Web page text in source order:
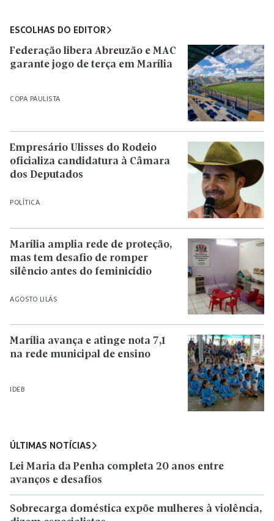
ESCOLHAS DO EDITOR
COPA PAULISTA
Federação libera Abreuzão e MAC
garante jogo de terça em Marília
POLÍTICA
Empresário Ulisses do Rodeio
oficializa candidatura à Câmara
dos Deputados
AGOSTO LILÁS
Marília amplia rede de proteção,
mas tem desafio de romper
silêncio antes do feminicídio
IDEB
Marília avança e atinge nota 7,1
na rede municipal de ensino
ÚLTIMAS NOTÍCIAS
Lei Maria da Penha completa 20 anos entre
avanços e desafios
Sobrecarga doméstica expõe mulheres à violência,